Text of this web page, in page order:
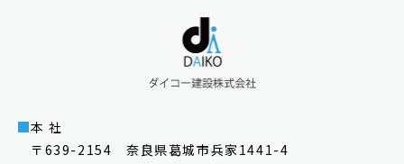
本 社
〒639-2154 奈良県葛城市兵家1441-4